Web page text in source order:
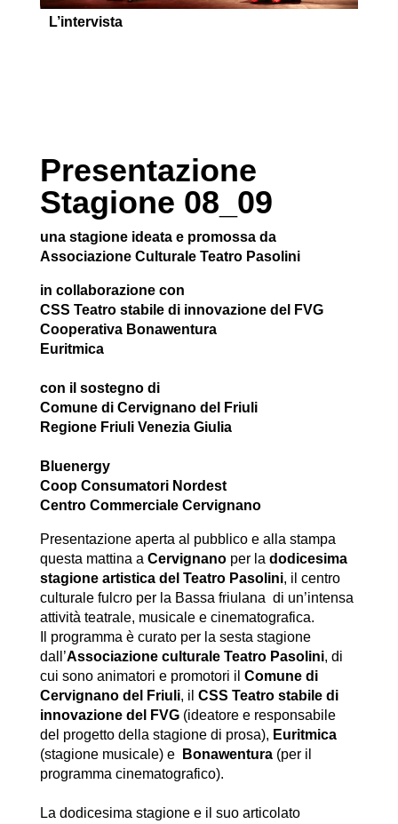
L’intervista
Presentazione
Stagione 08_09
una stagione ideata e promossa da
Associazione Culturale Teatro Pasolini
in collaborazione con
CSS Teatro stabile di innovazione del FVG
Cooperativa Bonawentura
Euritmica
con il sostegno di
Comune di Cervignano del Friuli
Regione Friuli Venezia Giulia
Bluenergy
Coop Consumatori Nordest
Centro Commerciale Cervignano
Presentazione aperta al pubblico e alla stampa
questa mattina a Cervignanoper la dodicesima
stagione artistica del Teatro Pasolini, il centro
culturale fulcro per la Bassa friulana di un’intensa
attività teatrale, musicale e cinematografica.
Il programma è curato per la sesta stagione
dall’Associazione culturale Teatro Pasolini, di
cui sono animatori e promotori il Comune di
Cervignano del Friuli, il CSS Teatro stabile di
innovazione del FVG (ideatore e responsabile
del progetto della stagione di prosa), Euritmica
(stagione musicale) e
Bonawentura(per il
programma cinematografico).
La dodicesima stagione e il suo articolato